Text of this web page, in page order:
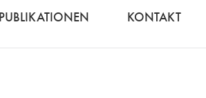
PUBLIKATIONEN KONTAKT